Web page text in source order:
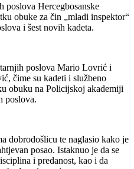
poslova Hercegbosanske
obuke za čin „mladi inspektor“
i šest novih kadeta.
poslova Mario Lovrić i
čime su kadeti i službeno
obuku na Policijskoj akademiji
poslova.
dobrodošlicu te naglasio kako je
posao. Istaknuo je da se
i predanost, kao i da